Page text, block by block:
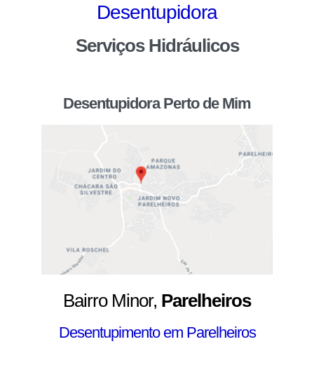
Desentupidora
Serviços Hidráulicos
Desentupidora Perto de Mim
Bairro Minor, Parelheiros
Desentupimento em Parelheiros